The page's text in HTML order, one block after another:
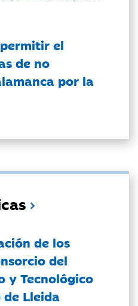
el
de no
por la
de los
del
y Tecnológico
Lleida